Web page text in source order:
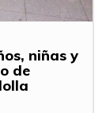
niñas y
de